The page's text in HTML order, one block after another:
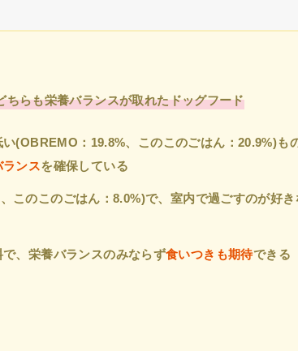
らも栄養バランスが取れたドッグフード
(OBREMO：19.8%、このこのごはん：20.9%)も
ンスを確保している
このこのごはん：8.0%)で、室内で過ごすのが好き
、栄養バランスのみならず食いつきも期待できる